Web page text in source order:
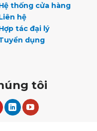
thống cửa hàng
hệ
tác đại lý
dụng
tôi